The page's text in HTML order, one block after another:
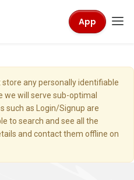
App
store any personally identifiable
will serve sub-optimal
such as Login/Signup are
to search and see all the
and contact them offline on